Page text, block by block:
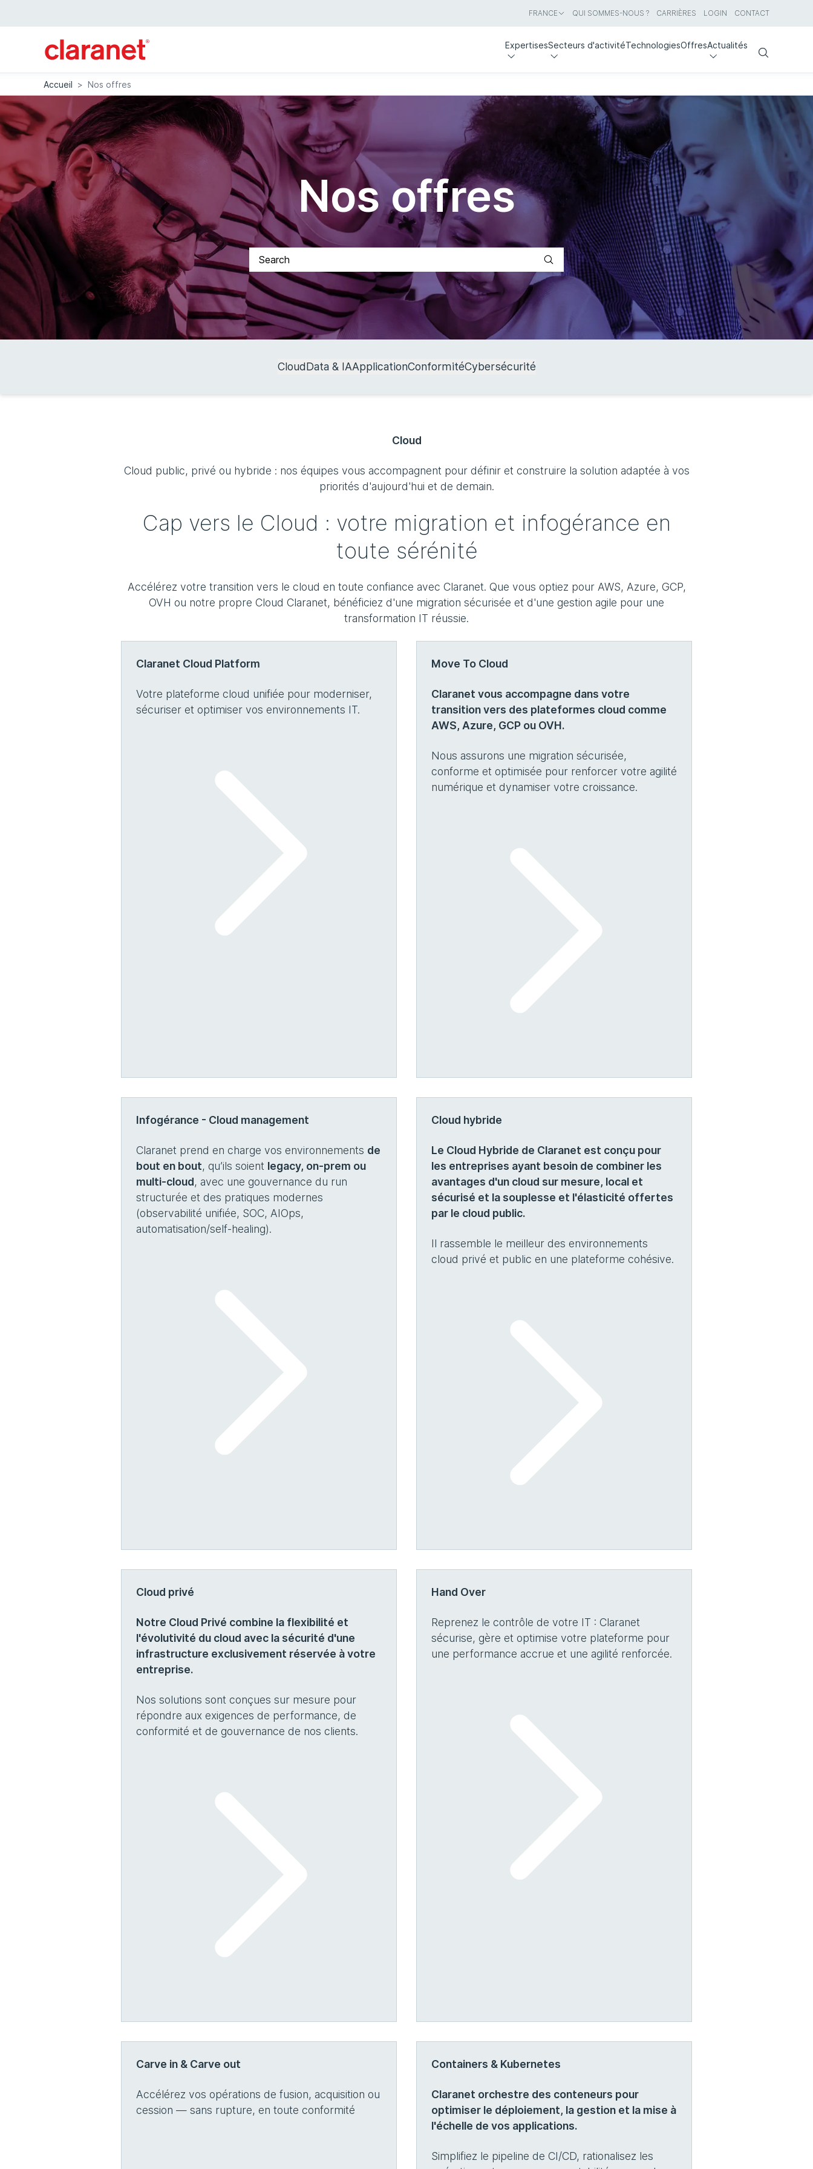
FRANCE QUI SOMMES-NOUS ? CARRIÈRES LOGIN CONTACT
ExpertisesSecteurs d'activitéTechnologiesOffresActualités
Search
Accueil > Nos offres
Nos offres
CloudData & IAApplicationConformitéCybersécurité
Cloud
Cloud public, privé ou hybride : nos équipes vous accompagnent pour définir et construire la solution adaptée à vos
priorités d'aujourd'hui et de demain.
Cap vers le Cloud : votre migration et infogérance en
toute sérénité
Accélérez votre transition vers le cloud en toute confiance avec Claranet. Que vous optiez pour AWS, Azure, GCP,
OVH ou notre propre Cloud Claranet, bénéficiez d'une migration sécurisée et d'une gestion agile pour une
transformation IT réussie.
Claranet Cloud Platform
Votre plateforme cloud unifiée pour moderniser,
sécuriser et optimiser vos environnements IT.
Move To Cloud
Claranet vous accompagne dans votre
transition vers des plateformes cloud comme
AWS, Azure, GCP ou OVH.
Nous assurons une migration sécurisée,
conforme et optimisée pour renforcer votre agilité
numérique et dynamiser votre croissance.
Infogérance - Cloud management
Claranet prend en charge vos environnements de
bout en bout, qu’ils soient legacy, on‑prem ou
multi‑cloud, avec une gouvernance du run
structurée et des pratiques modernes
(observabilité unifiée, SOC, AIOps,
automatisation/self‑healing).
Cloud hybride
Le Cloud Hybride de Claranet est conçu pour
les entreprises ayant besoin de combiner les
avantages d'un cloud sur mesure, local et
sécurisé et la souplesse et l'élasticité offertes
par le cloud public.
Il rassemble le meilleur des environnements
cloud privé et public en une plateforme cohésive.
Cloud privé
Notre Cloud Privé combine la flexibilité et
l'évolutivité du cloud avec la sécurité d'une
infrastructure exclusivement réservée à votre
entreprise.
Nos solutions sont conçues sur mesure pour
répondre aux exigences de performance, de
conformité et de gouvernance de nos clients.
Hand Over
Reprenez le contrôle de votre IT : Claranet
sécurise, gère et optimise votre plateforme pour
une performance accrue et une agilité renforcée.
Carve in & Carve out
Accélérez vos opérations de fusion, acquisition ou
cession — sans rupture, en toute conformité
Containers & Kubernetes
Claranet orchestre des conteneurs pour
optimiser le déploiement, la gestion et la mise à
l'échelle de vos applications.
Simplifiez le pipeline de CI/CD, rationalisez les